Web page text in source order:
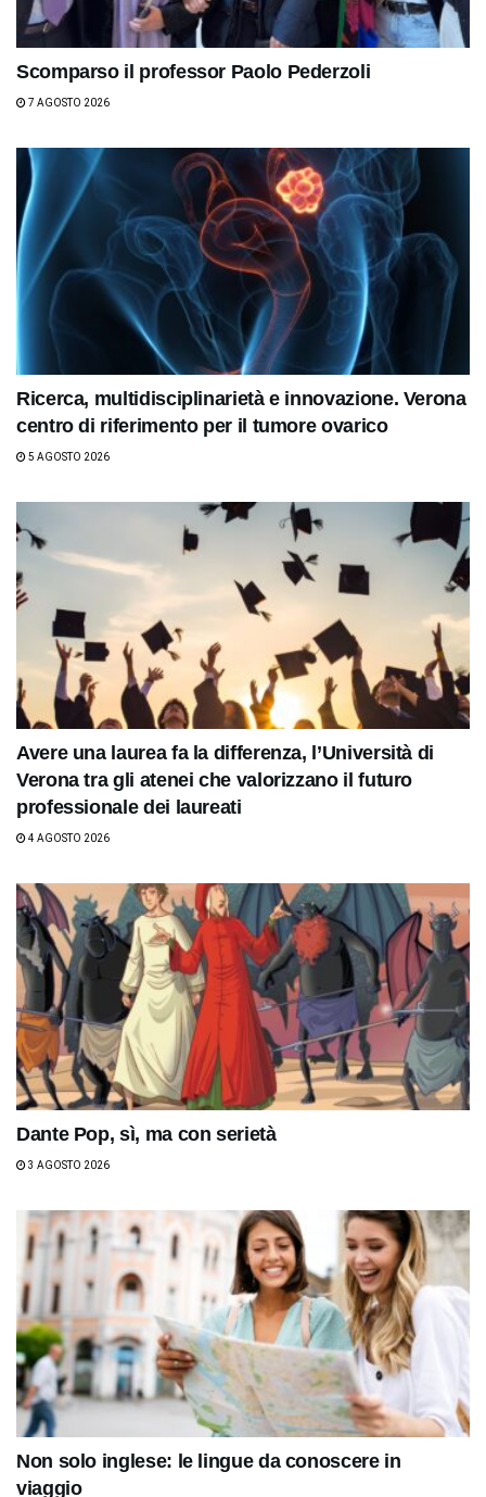
Scomparso il professor Paolo Pederzoli
7 AGOSTO 2026
Ricerca, multidisciplinarietà e innovazione. Verona
centro di riferimento per il tumore ovarico
5 AGOSTO 2026
Avere una laurea fa la differenza, l’Università di
Verona tra gli atenei che valorizzano il futuro
professionale dei laureati
4 AGOSTO 2026
Dante Pop, sì, ma con serietà
3 AGOSTO 2026
Non solo inglese: le lingue da conoscere in
viaggio